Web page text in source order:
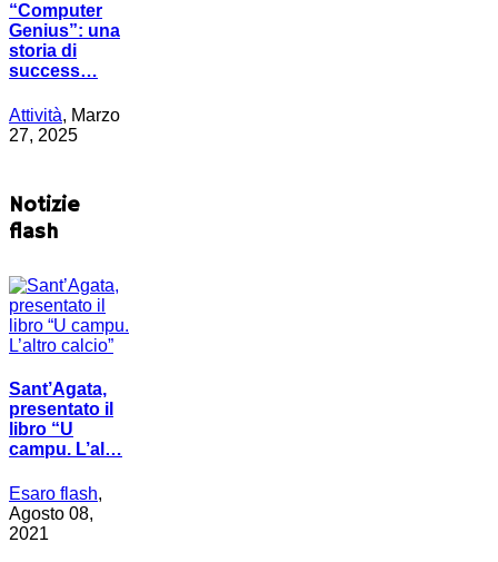
“Computer
Genius”: una
storia di
success…
Attività, Marzo
27, 2025
Notizie
flash
Sant’Agata,
presentato il
libro “U
campu. L’al…
Esaro flash,
Agosto 08,
2021